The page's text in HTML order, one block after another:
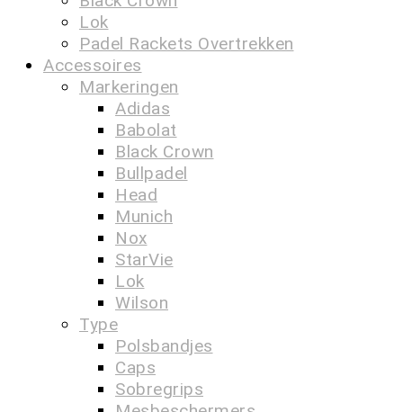
Lok
Padel Rackets Overtrekken
Accessoires
Markeringen
Adidas
Babolat
Black Crown
Bullpadel
Head
Munich
Nox
StarVie
Lok
Wilson
Type
Polsbandjes
Caps
Sobregrips